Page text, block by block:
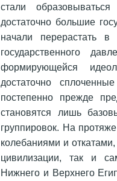
стали
достаточно большие
начали перерастать в
государственного
формирующейся
достаточно
постепенно прежде
становятся лишь
группировок. На
колебаниями и
цивилизации, так и
Нижнего и Верхнего